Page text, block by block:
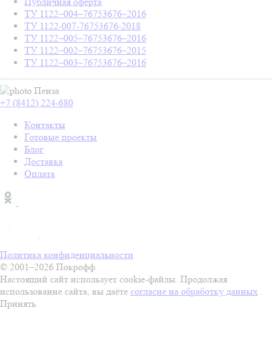
ТУ 1122–004–76753676–2016
ТУ 1122-007-76753676-2018
ТУ 1122–005–76753676–2016
ТУ 1122–002–76753676–2015
ТУ 1122–003–76753676–2016
Пенза
+7 (8412) 224-680
Контакты
Готовые проекты
Блог
Доставка
Оплата
Политика конфиденциальности
© 2001–2026 Покрофф
Настоящий сайт использует cookie-файлы. Продолжая
использование сайта, вы даёте согласие на обработку данных .
Принять